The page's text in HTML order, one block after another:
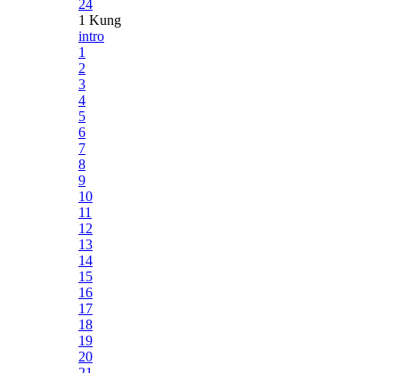
24
1 Kung
intro
1
2
3
4
5
6
7
8
9
10
11
12
13
14
15
16
17
18
19
20